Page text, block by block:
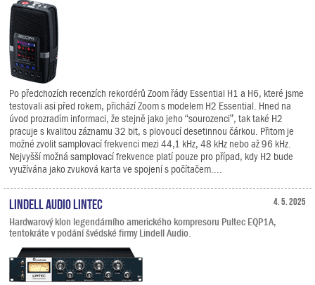
Po předchozích recenzích rekordérů Zoom řády Essential H1 a H6, které jsme
testovali asi před rokem, přichází Zoom s modelem H2 Essential. Hned na
úvod prozradím informaci, že stejně jako jeho “sourozenci”, tak také H2
pracuje s kvalitou záznamu 32 bit, s plovoucí desetinnou čárkou. Přitom je
možné zvolit samplovací frekvenci mezi 44,1 kHz, 48 kHz nebo až 96 kHz.
Nejvyšší možná samplovací frekvence platí pouze pro případ, kdy H2 bude
využívána jako zvuková karta ve spojení s počítačem....
4. 5. 2025
Lindell Audio LiNTEC
Hardwarový klon legendárního amerického kompresoru Pultec EQP1A,
tentokráte v podání švédské firmy Lindell Audio.